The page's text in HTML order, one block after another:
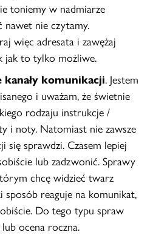
toniemy w nadmiarze
nawet nie czytamy.
więc adresata i zawężaj
jak to tylko możliwe.
kanały komunikacji. Jestem
i uważam, że świetnie
rodzaju instrukcje /
i noty. Natomiast nie zawsze
się sprawdzi. Czasem lepiej
lub zadzwonić. Sprawy
chcę widzieć twarz
reaguje na komunikat,
Do tego typu spraw
ocena roczna.